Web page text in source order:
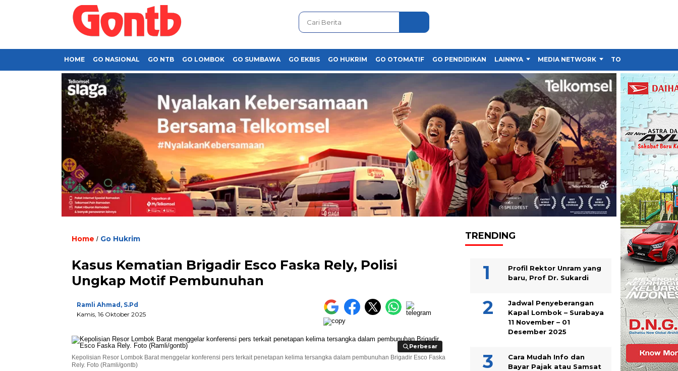
HOME GO NASIONAL GO NTB GO LOMBOK GO SUMBAWA GO EKBIS GO HUKRIM GO OTOMATIF GO PENDIDIKAN LAINNYA MEDIA NETWORK TOKO
Home / Go Hukrim
Kasus Kematian Brigadir Esco Faska Rely, Polisi
Ungkap Motif Pembunuhan
Ramli Ahmad, S.Pd
Kamis, 16 Oktober 2025
Perbesar
Perbesar
Kepolisian Resor Lombok Barat menggelar konferensi pers terkait penetapan kelima tersangka dalam pembunuhan Brigadir Esco Faska
Rely. Foto (Ramli/gontb)
TRENDING
Profil Rektor Unram yang
baru, Prof Dr. Sukardi
Jadwal Penyeberangan
Kapal Lombok – Surabaya
11 November – 01
Desember 2025
Cara Mudah Info dan
Bayar Pajak atau Samsat